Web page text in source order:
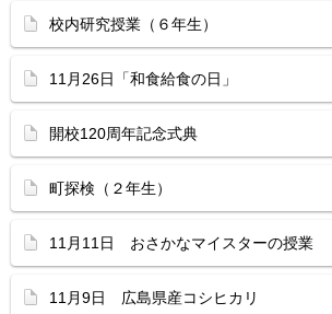
校内研究授業（６年生）
11月26日「和食給食の日」
開校120周年記念式典
町探検（２年生）
11月11日 おさかなマイスターの授業
11月9日 広島県産コシヒカリ